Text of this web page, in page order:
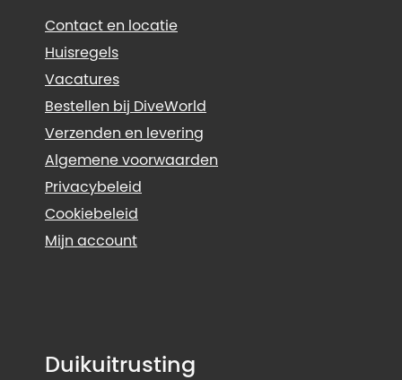
Contact en locatie
Huisregels
Vacatures
Bestellen bij DiveWorld
Verzenden en levering
Algemene voorwaarden
Privacybeleid
Cookiebeleid
Mijn account
Duikuitrusting